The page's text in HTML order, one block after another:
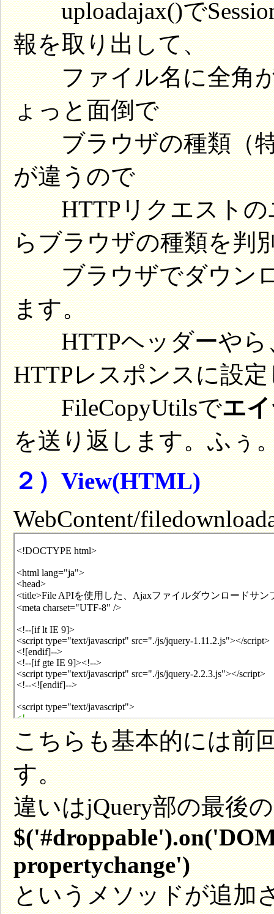
uploadajax()で
報を取り出して、
ファイル名に全角が
ょっと面倒で
ブラウザの種類（特
が違うので
HTTPリクエストの
らブラウザの種類を判
ブラウザでダウンロ
ます。
HTTPヘッダーやら
HTTPレスポンスに設
FileCopyUtilsでエ
を送り返します。ふぅ
２）View(HTML)
WebContent/
こちらも基本的には前
す。
違いはjQuery部の最後
propertychange')
というメソッドが追加